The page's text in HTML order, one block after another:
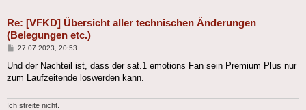
Re: [VFKD] Übersicht aller technischen Änderungen
(Belegungen etc.)
Beitrag
27.07.2023, 20:53
Und der Nachteil ist, dass der sat.1 emotions Fan sein Premium Plus nur
zum Laufzeitende loswerden kann.
Ich streite nicht.